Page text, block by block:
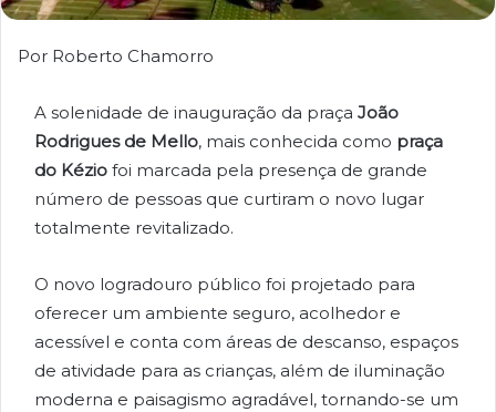
Por Roberto Chamorro
A solenidade de inauguração da praça João
Rodrigues de Mello, mais conhecida como praça
do Kézio foi marcada pela presença de grande
número de pessoas que curtiram o novo lugar
totalmente revitalizado.
O novo logradouro público foi projetado para
oferecer um ambiente seguro, acolhedor e
acessível e conta com áreas de descanso, espaços
de atividade para as crianças, além de iluminação
moderna e paisagismo agradável, tornando-se um